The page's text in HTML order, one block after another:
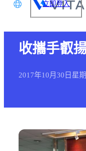
立即登入
收攜手叡
2017年10月 30日 星